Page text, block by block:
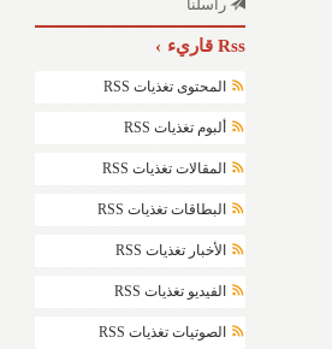
راسلنا
Rss قاريء
المحتوى تغذيات RSS
ألبوم تغذيات RSS
المقالات تغذيات RSS
البطاقات تغذيات RSS
الأخبار تغذيات RSS
الفيديو تغذيات RSS
الصوتيات تغذيات RSS